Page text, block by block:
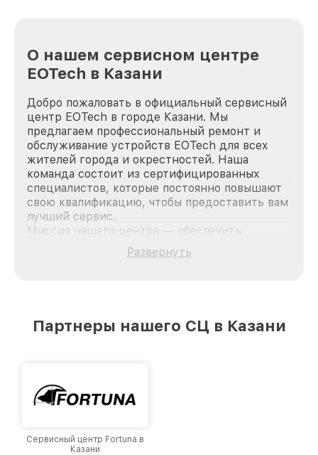
О нашем сервисном центре
EOTech в Казани
Добро пожаловать в официальный сервисный
центр EOTech в городе Казани. Мы
предлагаем профессиональный ремонт и
обслуживание устройств EOTech для всех
жителей города и окрестностей. Наша
команда состоит из сертифицированных
специалистов, которые постоянно повышают
свою квалификацию, чтобы предоставить вам
лучший сервис.
Миссия нашего центра — обеспечить
качественный и доступный ремонт для
каждого пользователя продукции EOTech, вне
лучшим сервисным центром EOTech в городе
Развернуть
Партнеры нашего СЦ в Казани
Сервисный центр Fortuna в
Казани